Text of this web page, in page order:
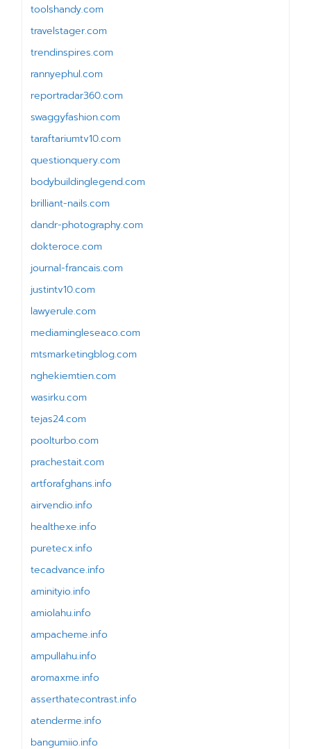
toolshandy.com
travelstager.com
trendinspires.com
rannyephul.com
reportradar360.com
swaggyfashion.com
taraftariumtv10.com
questionquery.com
bodybuildinglegend.com
brilliant-nails.com
dandr-photography.com
dokteroce.com
journal-francais.com
justintv10.com
lawyerule.com
mediamingleseaco.com
mtsmarketingblog.com
nghekiemtien.com
wasirku.com
tejas24.com
poolturbo.com
prachestait.com
artforafghans.info
airvendio.info
healthexe.info
puretecx.info
tecadvance.info
aminityio.info
amiolahu.info
ampacheme.info
ampullahu.info
aromaxme.info
asserthatecontrast.info
atenderme.info
bangumiio.info